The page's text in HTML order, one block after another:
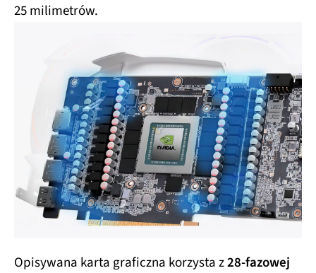
25 milimetrów.
Opisywana karta graficzna korzysta z28-fazowej